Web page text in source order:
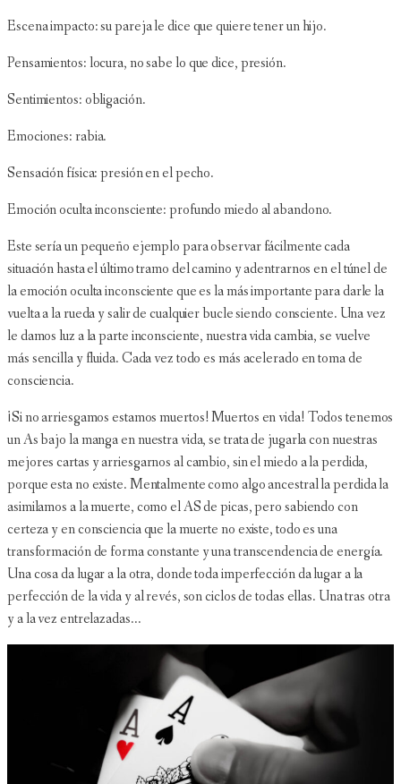
Escena impacto: su pareja le dice que quiere tener un hijo.
Pensamientos: locura, no sabe lo que dice, presión.
Sentimientos: obligación.
Emociones: rabia.
Sensación física: presión en el pecho.
Emoción oculta inconsciente: profundo miedo al abandono.
Este sería un pequeño ejemplo para observar fácilmente cada
situación hasta el último tramo del camino y adentrarnos en el túnel de
la emoción oculta inconsciente que es la más importante para darle la
vuelta a la rueda y salir de cualquier bucle siendo consciente. Una vez
le damos luz a la parte inconsciente, nuestra vida cambia, se vuelve
más sencilla y fluida. Cada vez todo es más acelerado en toma de
consciencia.
¡Si no arriesgamos estamos muertos! Muertos en vida! Todos tenemos
un As bajo la manga en nuestra vida, se trata de jugarla con nuestras
mejores cartas y arriesgarnos al cambio, sin el miedo a la perdida,
porque esta no existe. Mentalmente como algo ancestral la perdida la
asimilamos a la muerte, como el AS de picas, pero sabiendo con
certeza y en consciencia que la muerte no existe, todo es una
transformación de forma constante y una transcendencia de energía.
Una cosa da lugar a la otra, donde toda imperfección da lugar a la
perfección de la vida y al revés, son ciclos de todas ellas. Una tras otra
y a la vez entrelazadas...